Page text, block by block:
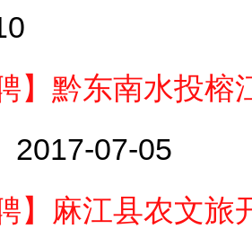
】黔东南水投
2017-07-05
】麻江县农文